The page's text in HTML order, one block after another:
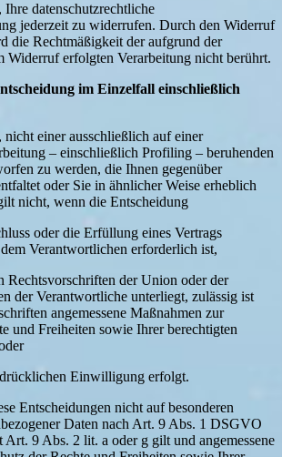
Ihre datenschutzrechtliche
jederzeit zu widerrufen. Durch den Widerruf
die Rechtmäßigkeit der aufgrund der
erfolgten Verarbeitung nicht berührt.
im Einzelfall einschließlich
nicht einer ausschließlich auf einer
– einschließlich Profiling – beruhenden
zu werden, die Ihnen gegenüber
oder Sie in ähnlicher Weise erheblich
nicht, wenn die Entscheidung
oder die Erfüllung eines Vertrags
Verantwortlichen erforderlich ist,
der Union oder der
der Verantwortliche unterliegt, zulässig ist
angemessene Maßnahmen zur
und Freiheiten sowie Ihrer berechtigten
Einwilligung erfolgt.
Entscheidungen nicht auf besonderen
Daten nach Art. 9 Abs. 1 DSGVO
Art. 9 Abs. 2 lit. a oder g gilt und angemessene